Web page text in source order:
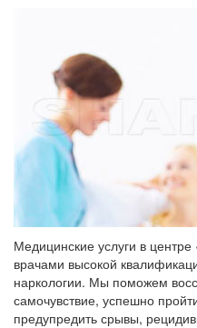
Медицинские услуги в
врачами высокой
наркологии. Мы поможем
самочувствие, успешно
предупредить срывы,